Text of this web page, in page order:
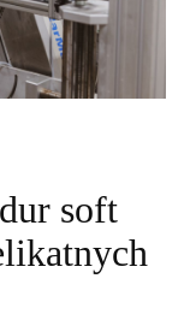
soft